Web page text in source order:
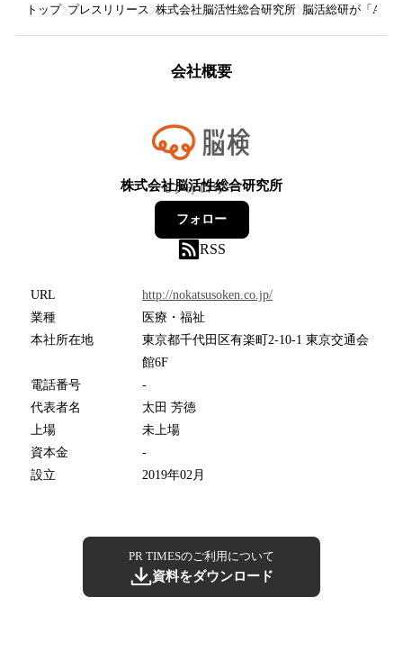
トップ プレスリリース 株式会社脳活性総合研究所 脳活総研が「AI笑
会社概要
株式会社脳活性総合研究所
8フォロワー
フォロー
RSS
URL
http://nokatsusoken.co.jp/
業種
医療・福祉
本社所在地
東京都千代田区有楽町2-10-1 東京交通会
館6F
電話番号
-
代表者名
太田 芳徳
上場
未上場
資本金
-
設立
2019年02月
PR TIMESのご利用について
資料をダウンロード